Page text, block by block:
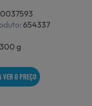
654337
300 g
VER O PREÇO